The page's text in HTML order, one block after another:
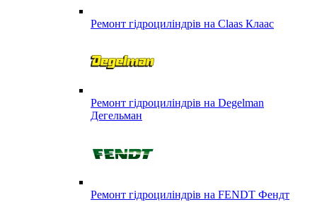
Ремонт гідроциліндрів на Claas Клаас
Ремонт гідроциліндрів на Degelman
Дегельман
Ремонт гідроциліндрів на FENDT Фендт